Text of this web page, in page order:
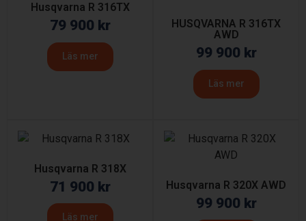
Husqvarna R 316TX
79 900 kr
Läs mer
HUSQVARNA R 316TX
AWD
99 900 kr
Läs mer
Husqvarna R 318X
71 900 kr
Läs mer
Husqvarna R 320X AWD
99 900 kr